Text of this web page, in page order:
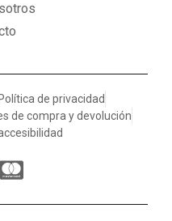
Política de privacidad
de compra y devolución